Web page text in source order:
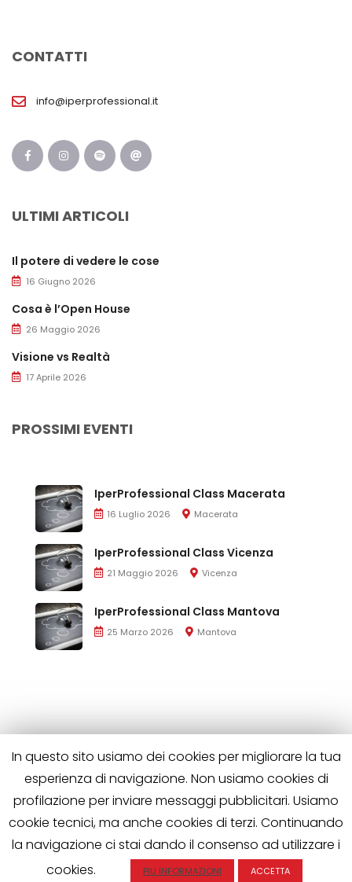
CONTATTI
info@iperprofessional.it
ULTIMI ARTICOLI
Il potere di vedere le cose
16 Giugno 2026
Cosa è l’Open House
26 Maggio 2026
Visione vs Realtà
17 Aprile 2026
PROSSIMI EVENTI
IperProfessional Class Macerata
16 Luglio 2026 Macerata
IperProfessional Class Vicenza
21 Maggio 2026 Vicenza
IperProfessional Class Mantova
25 Marzo 2026 Mantova
Iperprofessional è di proprietà di Wild Horses S.R.L.
P.IVA 02563510508 | Tutti i diritti riservati
In questo sito usiamo dei cookies per migliorare la tua
esperienza di navigazione. Non usiamo cookies di
profilazione per inviare messaggi pubblicitari. Usiamo
cookie tecnici, ma anche cookies di terzi. Continuando
la navigazione ci stai dando il consenso ad utilizzare i
cookies.
PIU INFORMAZIONI ACCETTA